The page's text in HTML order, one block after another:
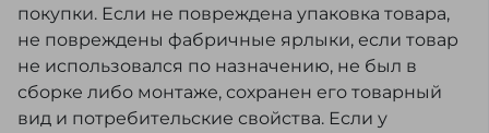
покупки. Если не повреждена упаковка товара,
не повреждены фабричные ярлыки, если товар
не использовался по назначению, не был в
сборке либо монтаже, сохранен его товарный
вид и потребительские свойства. Если у